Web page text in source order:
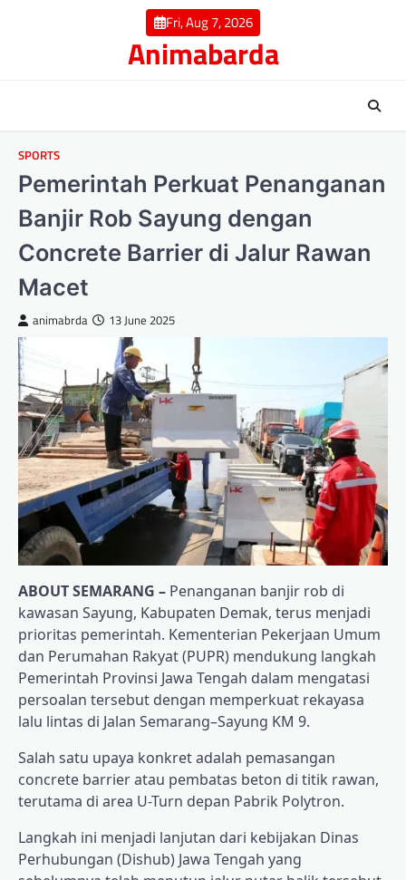
Fri, Aug 7, 2026
Animabarda
SPORTS
Pemerintah Perkuat Penanganan
Banjir Rob Sayung dengan
Concrete Barrier di Jalur Rawan
Macet
animabrda 13 June 2025
ABOUT SEMARANG – Penanganan banjir rob di
kawasan Sayung, Kabupaten Demak, terus menjadi
prioritas pemerintah. Kementerian Pekerjaan Umum
dan Perumahan Rakyat (PUPR) mendukung langkah
Pemerintah Provinsi Jawa Tengah dalam mengatasi
persoalan tersebut dengan memperkuat rekayasa
lalu lintas di Jalan Semarang–Sayung KM 9.
Salah satu upaya konkret adalah pemasangan
concrete barrier atau pembatas beton di titik rawan,
terutama di area U-Turn depan Pabrik Polytron.
Langkah ini menjadi lanjutan dari kebijakan Dinas
Perhubungan (Dishub) Jawa Tengah yang